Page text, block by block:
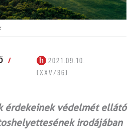
/
2021.09.10.
(XXV/36)
érdekeinek védelmét ellátó
irodájában